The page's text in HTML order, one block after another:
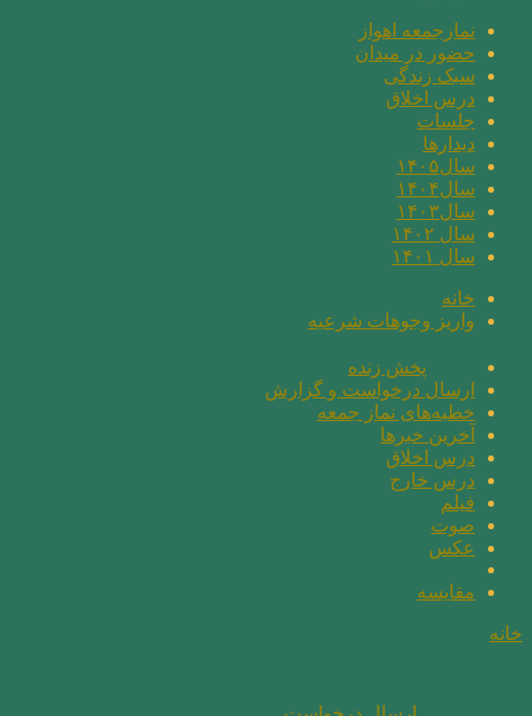
نمازجمعه اهواز
حضور در میدان
سبک زندگی
درس اخلاق
جلسات
دیدارها
سال۱۴۰۵
سال۱۴۰۴
سال۱۴۰۳
سال ۱۴۰۲
سال ۱۴۰۱
خانه
واریز وجوهات شرعیه
پخش زنده
ارسال درخواست و گزارش
خطبه‌های نماز جمعه
آخرین خبرها
درس اخلاق
درس خارج
فیلم
صوت
عکس
مقايسه
خانه